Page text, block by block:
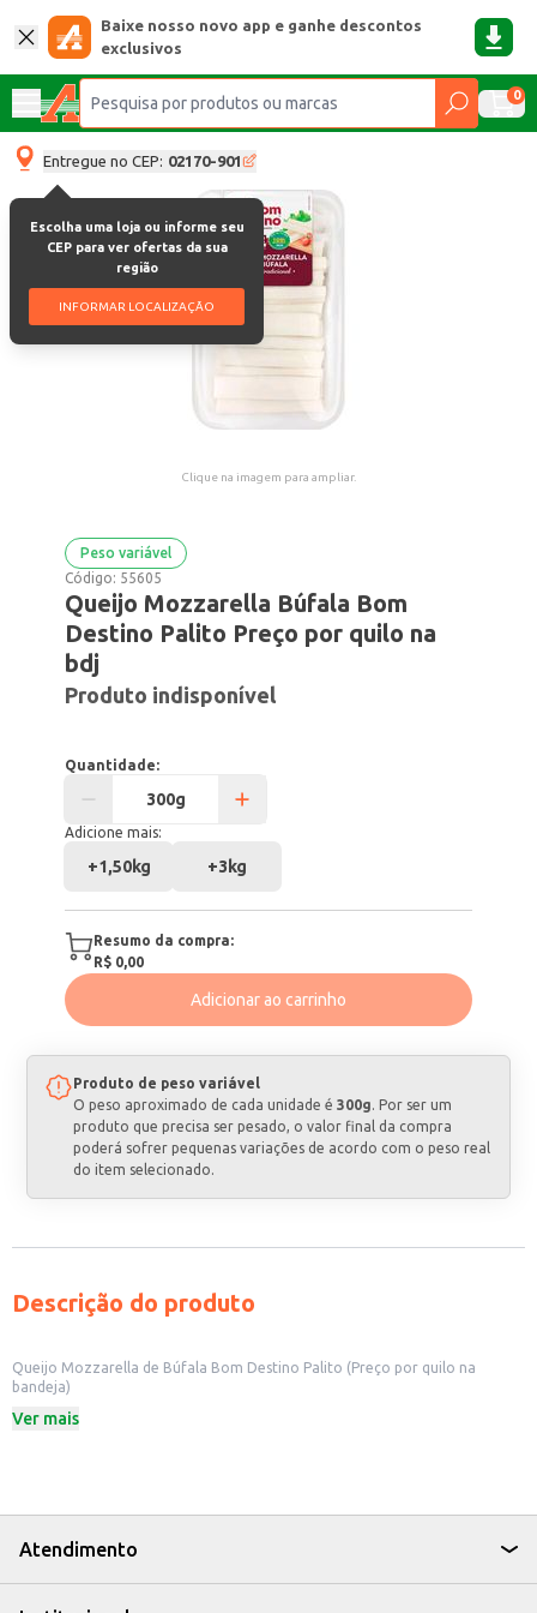
Baixe nosso novo app e ganhe descontos
exclusivos
0
Entregue no CEP: 02170-901
Escolha uma loja ou informe seu
CEP para ver ofertas da sua
região
INFORMAR LOCALIZAÇÃO
Clique na imagem para ampliar.
Peso variável
Código: 55605
Queijo Mozzarella Búfala Bom
Destino Palito Preço por quilo na
bdj
Produto indisponível
Quantidade:
Adicione mais:
+1,50kg +3kg
Resumo da compra:
R$ 0,00
Adicionar ao carrinho
Produto de peso variável
O peso aproximado de cada unidade é 300g. Por ser um
produto que precisa ser pesado, o valor final da compra
poderá sofrer pequenas variações de acordo com o peso real
do item selecionado.
Descrição do produto
Queijo Mozzarella de Búfala Bom Destino Palito (Preço por quilo na
bandeja)
na bandeja, é uma opção prática e versátil para diversos usos. Sua
Formato prático em palitos.
Venda por quilo na bandeja.
Ideal para uso em pizzas, saladas e aperitivos.
Ver mais
Atendimento